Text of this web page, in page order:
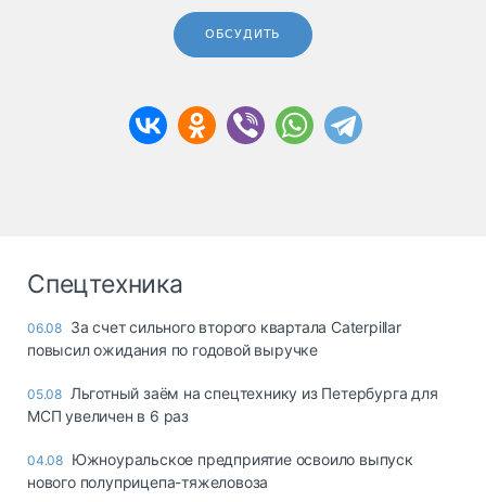
ОБСУДИТЬ
Спецтехника
06.08 За счет сильного второго квартала Caterpillar
повысил ожидания по годовой выручке
05.08 Льготный заём на спецтехнику из Петербурга для
МСП увеличен в 6 раз
04.08 Южноуральское предприятие освоило выпуск
нового полуприцепа-тяжеловоза